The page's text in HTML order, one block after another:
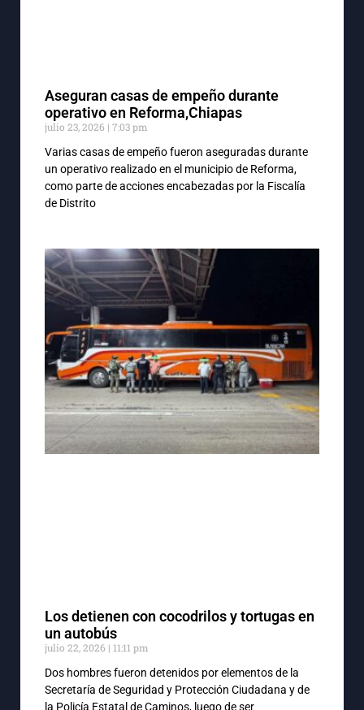
Aseguran casas de empeño durante
operativo en Reforma,Chiapas
julio 23, 2026
7:03 pm
Varias casas de empeño fueron aseguradas durante
un operativo realizado en el municipio de Reforma,
como parte de acciones encabezadas por la Fiscalía
de Distrito
Los detienen con cocodrilos y tortugas en
un autobús
julio 22, 2026
11:11 pm
Dos hombres fueron detenidos por elementos de la
Secretaría de Seguridad y Protección Ciudadana y de
la Policía Estatal de Caminos, luego de ser